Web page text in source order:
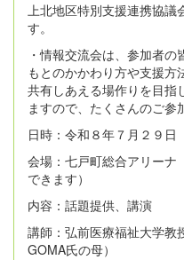
上北地区特別支援連携協議
す。
・情報交流会は、参加者
もとのかかわり方や支援方
共有しあえる場作りを目指
ますので、たくさんのご参
日時：令和８年７月２９日
会場：七戸町総合アリー
できます）
内容：話題提供、講演
講師：弘前医療福祉大学
GOMA氏の母）